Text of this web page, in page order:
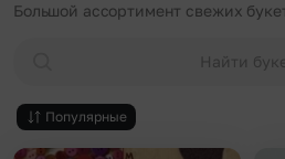
Большой ассортимент свежих
Найти
Популярные